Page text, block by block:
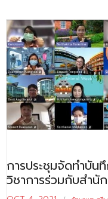
การประชุมจัดทำบั
วิชาการร่วมกับสำ